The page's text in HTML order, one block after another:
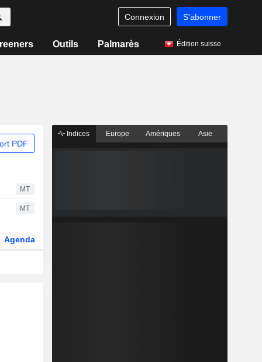
Connexion S'abonner
Outils Palmarès Édition suisse
PDF
MT
MT
Agenda
Indices Europe Amériques Asie